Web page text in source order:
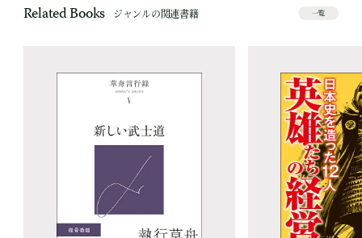
Related Books ジャンルの関連書籍 一覧